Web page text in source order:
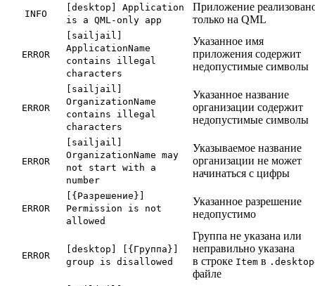
INFO
[desktop] Application
is a QML-only app
Приложение
только на QML
ERROR
[sailjail]
ApplicationName
contains illegal
characters
Указанное имя
приложения содержит
недопустимые символы
ERROR
[sailjail]
OrganizationName
contains illegal
characters
Указанное название
организации содержит
недопустимые символы
ERROR
[sailjail]
OrganizationName may
not start with a
number
Указываемое название
организации не может
начинаться с цифры
ERROR
[{Разрешение}]
Permission is not
allowed
Указанное разрешение
недопустимо
ERROR
[desktop] [{Группа}]
group is disallowed
Группа не указана или
неправильно указана
в строке Item в .desktop
файле